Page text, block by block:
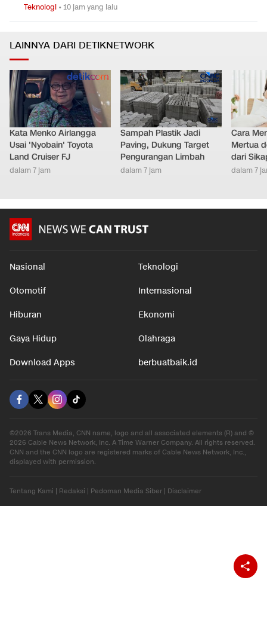
Teknologi •10 jam yang lalu
LAINNYA DARI DETIKNETWORK
Kata Menko Airlangga
Usai 'Nyobain' Toyota
Land Cruiser FJ
dalam 7 jam
Sampah Plastik Jadi
Paving, Dukung Target
Pengurangan Limbah
dalam 7 jam
Cara
Mertua
dari
dalam 7
Nasional Teknologi
Otomotif Internasional
Hiburan Ekonomi
Gaya Hidup Olahraga
Download Apps berbuatbaik.id
©2026 Trans Media, CNN name, logo and all associated elements (R) and ©
2026 Cable News Network, Inc. A Time Warner Company. All rights reserved.
CNN and the CNN logo are registered marks of Cable News Network, Inc.,
displayed with permission.
Tentang Kami | Redaksi | Pedoman Media Siber | Disclaimer